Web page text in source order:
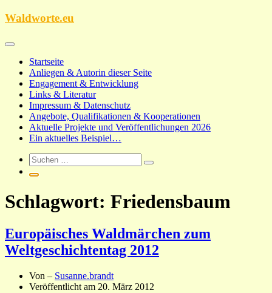
Zum
Waldworte.eu
Startseite
Anliegen & Autorin dieser Seite
Engagement & Entwicklung
Links & Literatur
Impressum & Datenschutz
Angebote, Qualifikationen & Kooperationen
Aktuelle Projekte und Veröffentlichungen 2026
Ein aktuelles Beispiel…
Schlagwort: Friedensbaum
Europäisches Waldmärchen zum
Weltgeschichtentag 2012
Von – Susanne.brandt
Veröffentlicht am 20. März 2012